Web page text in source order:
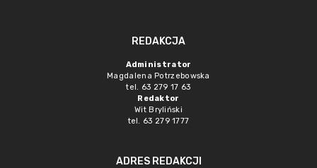
REDAKCJA
Administrator
Magdalena Potrzebowska
tel. 63 279 17 63
Redaktor
Wit Bryliński
tel. 63 279 1777
ADRES REDAKCJI